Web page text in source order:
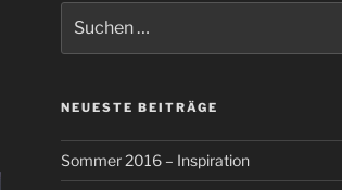
nach:
NEUESTE BEITRÄGE
Sommer 2016 – Inspiration